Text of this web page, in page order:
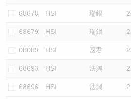
68678 HSI 瑞銀
68679 HSI 瑞銀
68689 HSI 國君
68693 HSI 法興
68696 HSI 法興